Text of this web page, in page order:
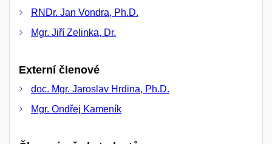
RNDr. Jan Vondra, Ph.D.
Mgr. Jiří Zelinka, Dr.
Externí členové
doc. Mgr. Jaroslav Hrdina, Ph.D.
Mgr. Ondřej Kameník